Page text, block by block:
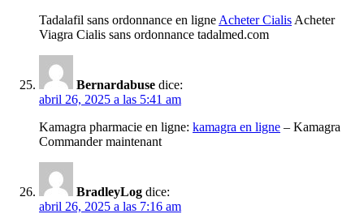
Tadalafil sans ordonnance en ligne Acheter Cialis Acheter
Viagra Cialis sans ordonnance tadalmed.com
Bernardabuse dice:
abril 26, 2025 a las 5:41 am
Kamagra pharmacie en ligne: kamagra en ligne – Kamagra
Commander maintenant
BradleyLog dice:
abril 26, 2025 a las 7:16 am